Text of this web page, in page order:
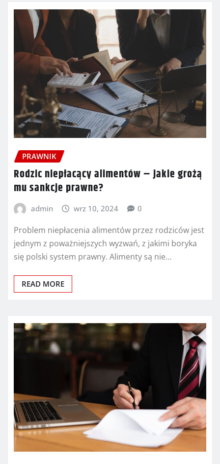
PRAWNIK
Rodzic niepłacący alimentów – jakie grożą
mu sankcje prawne?
admin wrz 10, 2024 0
Problem niepłacenia alimentów przez rodziców jest
jednym z poważniejszych wyzwań, z jakimi boryka
się polski system prawny. Alimenty są nie…
READ MORE